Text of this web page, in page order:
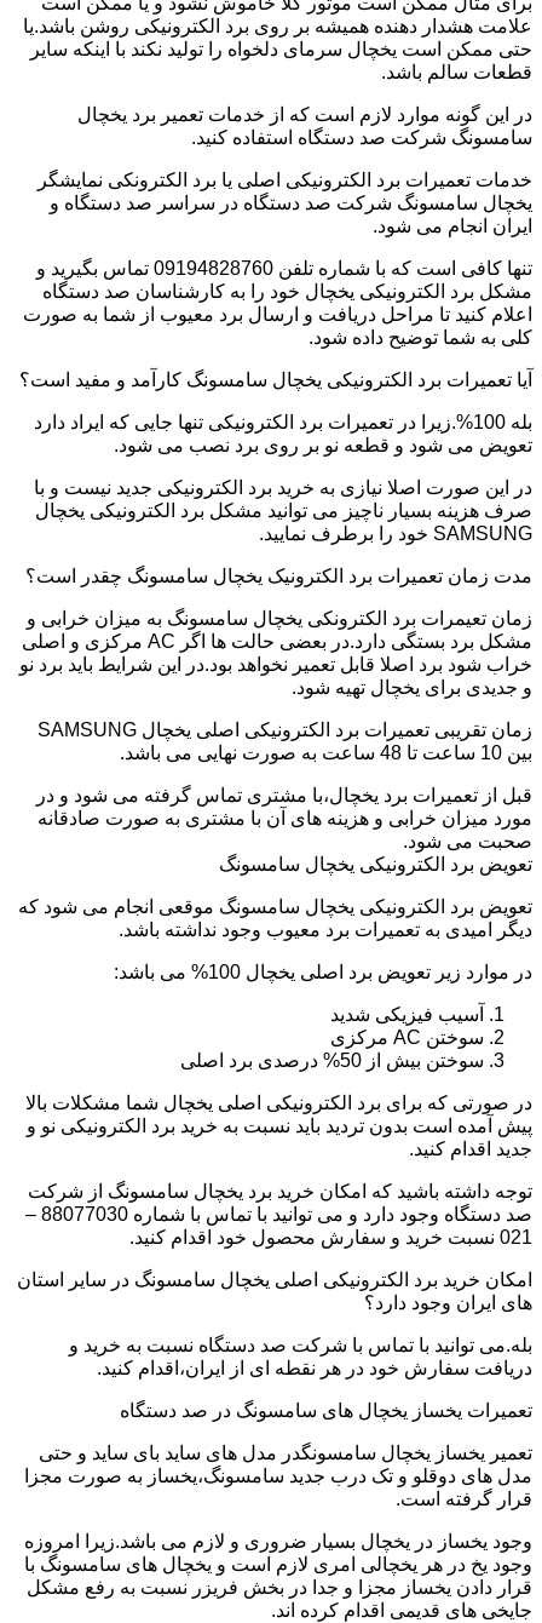
علامت هشدار دهنده همیشه بر روی برد الکترونیکی روشن باشد.یا
حتی ممکن است یخچال سرمای دلخواه را تولید نکند با اینکه سایر
قطعات سالم باشد.
در این گونه موارد لازم است که از خدمات تعمیر برد یخچال
سامسونگ شرکت صد دستگاه استفاده کنید.
خدمات تعمیرات برد الکترونیکی اصلی یا برد الکترونکی نمایشگر
یخچال سامسونگ شرکت صد دستگاه در سراسر صد دستگاه و
ایران انجام می شود.
تنها کافی است که با شماره تلفن 09194828760 تماس بگیرید و
مشکل برد الکترونیکی یخچال خود را به کارشناسان صد دستگاه
اعلام کنید تا مراحل دریافت و ارسال برد معیوب از شما به صورت
کلی به شما توضیح داده شود.
آیا تعمیرات برد الکترونیکی یخچال سامسونگ کارآمد و مفید است؟
بله 100%.زیرا در تعمیرات برد الکترونیکی تنها جایی که ایراد دارد
تعویض می شود و قطعه نو بر روی برد نصب می شود.
در این صورت اصلا نیازی به خرید برد الکترونیکی جدید نیست و با
صرف هزینه بسیار ناچیز می توانید مشکل برد الکترونیکی یخچال
SAMSUNG خود را برطرف نمایید.
مدت زمان تعمیرات برد الکترونیک یخچال سامسونگ چقدر است؟
زمان تعیمرات برد الکترونکی یخچال سامسونگ به میزان خرابی و
مشکل برد بستگی دارد.در بعضی حالت ها اگر AC مرکزی و اصلی
خراب شود برد اصلا قابل تعمیر نخواهد بود.در این شرایط باید برد نو
و جدیدی برای یخچال تهیه شود.
زمان تقریبی تعمیرات برد الکترونیکی اصلی یخچال SAMSUNG
بین 10 ساعت تا 48 ساعت به صورت نهایی می باشد.
قبل از تعمیرات برد یخچال،با مشتری تماس گرفته می شود و در
مورد میزان خرابی و هزینه های آن با مشتری به صورت صادقانه
صحبت می شود.
تعویض برد الکترونیکی یخچال سامسونگ
تعویض برد الکترونیکی یخچال سامسونگ موقعی انجام می شود که
دیگر امیدی به تعمیرات برد معیوب وجود نداشته باشد.
در موارد زیر تعویض برد اصلی یخچال 100% می باشد:
آسیب فیزیکی شدید
سوختن AC مرکزی
سوختن بیش از 50% درصدی برد اصلی
در صورتی که برای برد الکترونیکی اصلی یخچال شما مشکلات بالا
پیش آمده است بدون تردید باید نسبت به خرید برد الکترونیکی نو و
جدید اقدام کنید.
توجه داشته باشید که امکان خرید برد یخچال سامسونگ از شرکت
صد دستگاه وجود دارد و می توانید با تماس با شماره 88077030 –
021 نسبت خرید و سفارش محصول خود اقدام کنید.
امکان خرید برد الکترونیکی اصلی یخچال سامسونگ در سایر استان
های ایران وجود دارد؟
بله.می توانید با تماس با شرکت صد دستگاه نسبت به خرید و
دریافت سفارش خود در هر نقطه ای از ایران،اقدام کنید.
تعمیرات یخساز یخچال های سامسونگ در صد دستگاه
تعمیر یخساز یخچال سامسونگدر مدل های ساید بای ساید و حتی
مدل های دوقلو و تک درب جدید سامسونگ،یخساز به صورت مجزا
قرار گرفته است.
وجود یخساز در یخچال بسیار ضروری و لازم می باشد.زیرا امروزه
وجود یخ در هر یخچالی امری لازم است و یخچال های سامسونگ با
قرار دادن یخساز مجزا و جدا در بخش فریزر نسبت به رفع مشکل
جایخی های قدیمی اقدام کرده اند.